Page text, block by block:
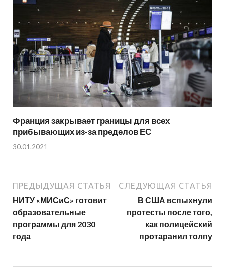
Франция закрывает границы для всех
прибывающих из-за пределов ЕС
30.01.2021
ПРЕДЫДУЩАЯ СТАТЬЯ
НИТУ «МИСиС» готовит
образовательные
программы для 2030
года
СЛЕДУЮЩАЯ СТАТЬЯ
В США вспыхнули
протесты после того,
как полицейский
протаранил толпу